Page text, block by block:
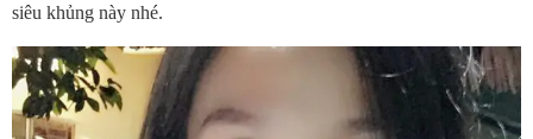
siêu khủng này nhé.